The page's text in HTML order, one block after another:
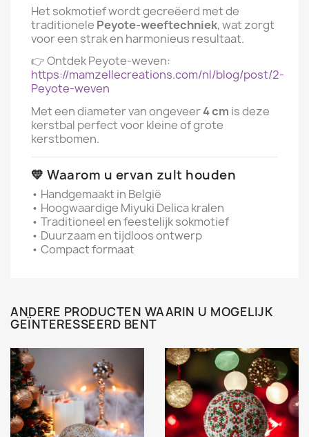
Het sokmotief wordt gecreëerd met de
traditionele Peyote-weeftechniek, wat zorgt
voor een strak en harmonieus resultaat.
👉 Ontdek Peyote-weven:
https://mamzellecreations.com/nl/blog/post/2-
Peyote-weven
Met een diameter van ongeveer4 cm is deze
kerstbal perfect voor kleine of grote
kerstbomen.
💛 Waarom u ervan zult houden
• Handgemaakt in België
• Hoogwaardige Miyuki Delica kralen
• Traditioneel en feestelijk sokmotief
• Duurzaam en tijdloos ontwerp
• Compact formaat
ANDERE PRODUCTEN WAARIN U MOGELIJK
GEÏNTERESSEERD BENT